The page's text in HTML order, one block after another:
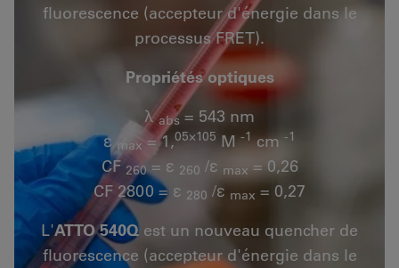
fluorescence (accepteur d'énergie dans le
processus FRET).
Propriétés optiques
λabs= 543 nm
ε max = 1,05×105 M-1cm-1
CF260= ε 260 /ε max = 0,26
CF 2800 = ε 280 /ε max = 0,27
L'ATTO 540Q est un nouveau quencher de
fluorescence (accepteur d'énergie dans le